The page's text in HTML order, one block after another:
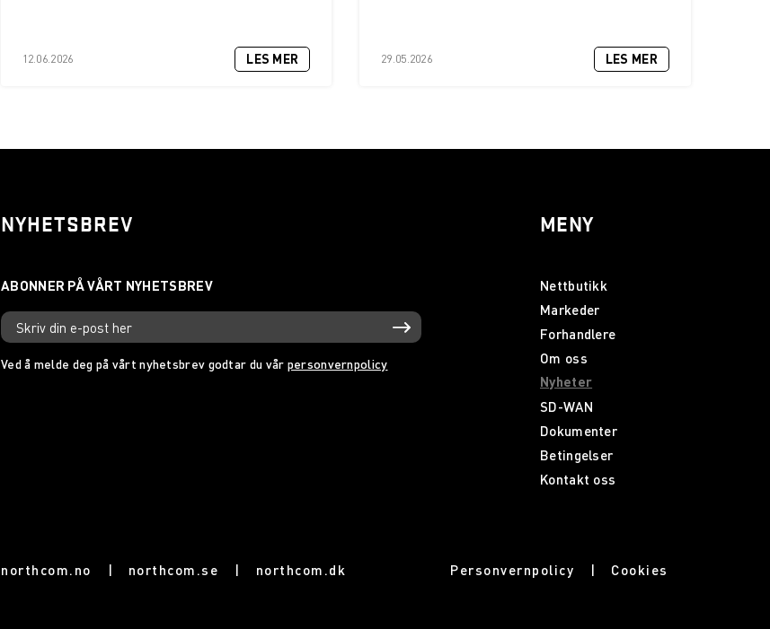
12.06.2026 LES MER 29.05.2026 LES MER
NYHETSBREV
Ved å melde deg på vårt nyhetsbrev godtar du vår personvernpolicy
MENY
Nettbutikk
Markeder
Forhandlere
Om oss
Nyheter
SD-WAN
Dokumenter
Betingelser
Kontakt oss
northcom.no | northcom.se | northcom.dk Personvernpolicy Cookies